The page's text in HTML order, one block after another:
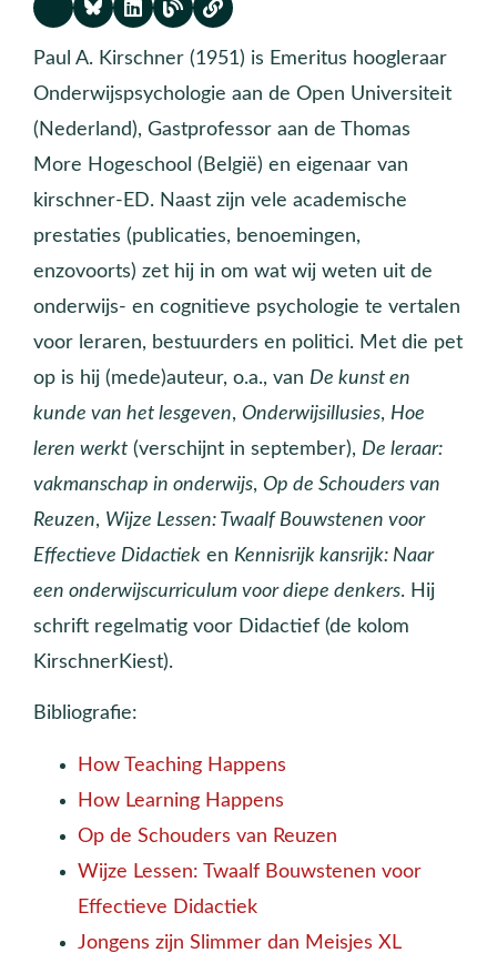
Paul A. Kirschner (1951) is Emeritus hoogleraar
Onderwijspsychologie aan de Open Universiteit
(Nederland), Gastprofessor aan de Thomas
More Hogeschool (België) en eigenaar van
kirschner-ED. Naast zijn vele academische
prestaties (publicaties, benoemingen,
enzovoorts) zet hij in om wat wij weten uit de
onderwijs- en cognitieve psychologie te vertalen
voor leraren, bestuurders en politici. Met die pet
op is hij (mede)auteur, o.a., van De kunst en
kunde van het lesgeven, Onderwijsillusies, Hoe
leren werkt (verschijnt in september), De leraar:
vakmanschap in onderwijs, Op de Schouders van
Reuzen, Wijze Lessen: Twaalf Bouwstenen voor
Effectieve Didactiek en Kennisrijk kansrijk: Naar
een onderwijscurriculum voor diepe denkers. Hij
schrift regelmatig voor Didactief (de kolom
KirschnerKiest).
Bibliografie:
How Teaching Happens
How Learning Happens
Op de Schouders van Reuzen
Wijze Lessen: Twaalf Bouwstenen voor
Effectieve Didactiek
Jongens zijn Slimmer dan Meisjes XL